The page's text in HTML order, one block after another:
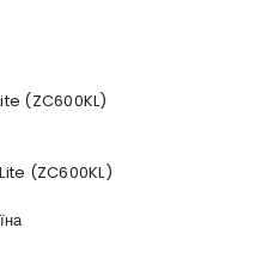
(ZC600KL)
(ZC600KL)